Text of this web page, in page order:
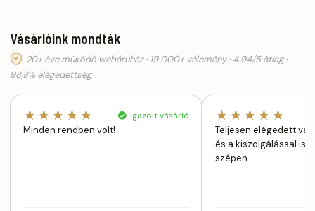
Vásárlóink mondták
20+ éve működő webáruház · 19 000+ vélemény · 4.94/5 átlag ·
98,8% elégedettség
★★★★★ Igazolt vásárló
Minden rendben volt!
★★★★★
Teljesen elégedett
és a kiszolgálással is.
szépen.